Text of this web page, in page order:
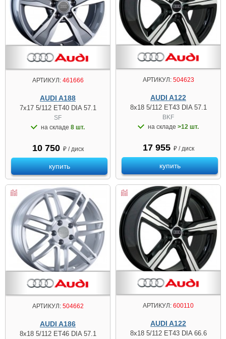
АРТИКУЛ:461666
AUDI A188
7x17 5/112 ET40 DIA 57.1
SF
на складе 8 шт.
10 750 ₽ / диск
купить
АРТИКУЛ:504623
AUDI A122
8x18 5/112 ET43 DIA 57.1
BKF
на складе >12 шт.
17 955 ₽ / диск
купить
АРТИКУЛ:504662
AUDI A186
8x18 5/112 ET46 DIA 57.1
АРТИКУЛ: 600110
AUDI A122
8x18 5/112 ET43 DIA 66.6